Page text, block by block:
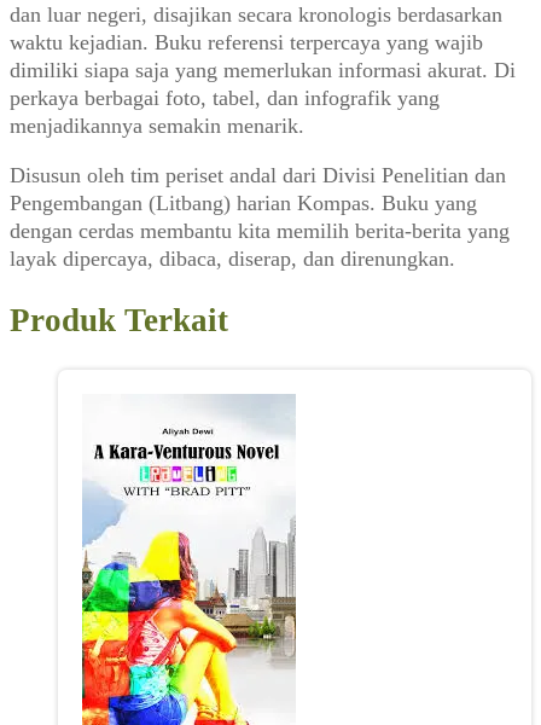
dan luar negeri, disajikan secara kronologis berdasarkan
waktu kejadian. Buku referensi terpercaya yang wajib
dimiliki siapa saja yang memerlukan informasi akurat. Di
perkaya berbagai foto, tabel, dan infografik yang
menjadikannya semakin menarik.
Disusun oleh tim periset andal dari Divisi Penelitian dan
Pengembangan (Litbang) harian Kompas. Buku yang
dengan cerdas membantu kita memilih berita-berita yang
layak dipercaya, dibaca, diserap, dan direnungkan.
Produk Terkait